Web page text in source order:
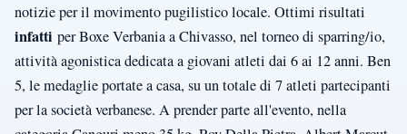
notizie per il movimento pugilistico locale. Ottimi risultati
infatti per Boxe Verbania a Chivasso, nel torneo di sparring/io,
attività agonistica dedicata a giovani atleti dai 6 ai 12 anni. Ben
5, le medaglie portate a casa, su un totale di 7 atleti partecipanti
per la società verbanese. A prender parte all'evento, nella